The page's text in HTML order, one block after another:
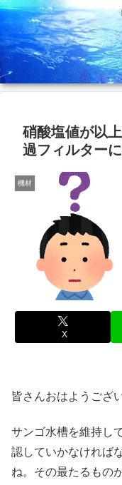
硝酸塩値が以
過フィルター
機材
X
皆さんおはようござ
サンゴ水槽を維持し
認していかなければ
ね。その最たるものが